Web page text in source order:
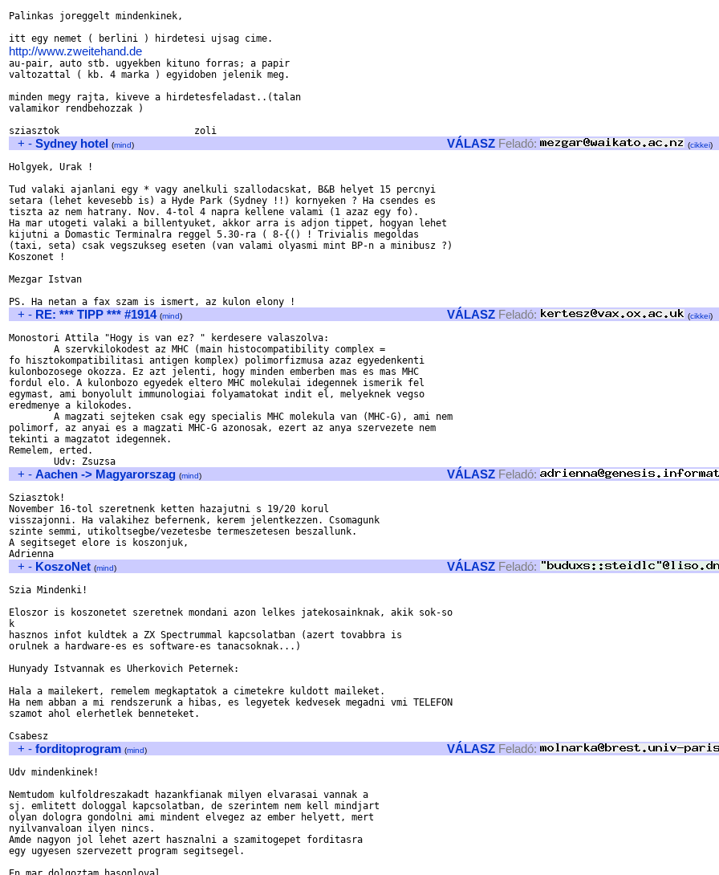
Palinkas joreggelt mindenkinek,
http://www.zweitehand.de
au-pair, auto stb. ugyekben kituno forras; a papir
valtozattal ( kb. 4 marka ) egyidoben jelenik meg.
minden megy rajta, kiveve a hirdetesfeladast..(talan
valamikor rendbehozzak )
+ - Sydney hotel (mind) VÁLASZ Feladó: (cikkei)
Holgyek, Urak !
Tud valaki ajanlani egy * vagy anelkuli szallodacskat, B&B helyet 15 percnyi
setara (lehet kevesebb is) a Hyde Park (Sydney !!) kornyeken ? Ha csendes es
tiszta az nem hatrany. Nov. 4-tol 4 napra kellene valami (1 azaz egy fo).
Ha mar utogeti valaki a billentyuket, akkor arra is adjon tippet, hogyan lehet
kijutni a Domastic Terminalra reggel 5.30-ra ( 8-{() ! Trivialis megoldas
(taxi, seta) csak vegszukseg eseten (van valami olyasmi mint BP-n a minibusz ?)
Koszonet !
Mezgar Istvan
+ - RE: *** TIPP *** #1914 (mind) VÁLASZ Feladó: (cikkei)
Monostori Attila "Hogy is van ez? " kerdesere valaszolva:
fo hisztokompatibilitasi antigen komplex) polimorfizmusa azaz egyedenkenti
kulonbozosege okozza. Ez azt jelenti, hogy minden emberben mas es mas MHC
fordul elo. A kulonbozo egyedek eltero MHC molekulai idegennek ismerik fel
egymast, ami bonyolult immunologiai folyamatokat indit el, melyeknek vegso
eredmenye a kilokodes.
polimorf, az anyai es a magzati MHC-G azonosak, ezert az anya szervezete nem
tekinti a magzatot idegennek.
Remelem, erted.
+ - Aachen -> Magyarorszag (mind) VÁLASZ Feladó:
Sziasztok!
November 16-tol szeretnenk ketten hazajutni s 19/20 korul
visszajonni. Ha valakihez befernenk, kerem jelentkezzen. Csomagunk
szinte semmi, utikoltsegbe/vezetesbe termeszetesen beszallunk.
A segitseget elore is koszonjuk,
+ - KoszoNet (mind) VÁLASZ Feladó:
Szia Mindenki!
Eloszor is koszonetet szeretnek mondani azon lelkes jatekosainknak, akik sok-so
k
hasznos infot kuldtek a ZX Spectrummal kapcsolatban (azert tovabbra is
orulnek a hardware-es es software-es tanacsoknak...)
Hunyady Istvannak es Uherkovich Peternek:
Hala a mailekert, remelem megkaptatok a cimetekre kuldott maileket.
Ha nem abban a mi rendszerunk a hibas, es legyetek kedvesek megadni vmi TELEFON
szamot ahol elerhetlek benneteket.
+ - forditoprogram (mind) VÁLASZ Feladó:
Udv mindenkinek!
Nemtudom kulfoldreszakadt hazankfianak milyen elvarasai vannak a
sj. emlitett dologgal kapcsolatban, de szerintem nem kell mindjart
olyan dologra gondolni ami mindent elvegez az ember helyett, mert
nyilvanvaloan ilyen nincs.
Amde nagyon jol lehet azert hasznalni a szamitogepet forditasra
egy ugyesen szervezett program segitsegel.